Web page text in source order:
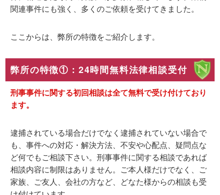
関連事件にも強く、多くのご依頼を受けてきました。
ここからは、弊所の特徴をご紹介します。
弊所の特徴①：24時間無料法律相談受付
刑事事件に関する初回相談は全て無料で受け付けており
ます。
逮捕されている場合だけでなく逮捕されていない場合で
も、事件への対応・解決方法、不安や心配点、疑問点な
ど何でもご相談下さい。刑事事件に関する相談であれば
相談内容に制限はありません。 ご本人様だけでなく、ご
家族、ご友人、会社の方など、どなた様からの相談も受